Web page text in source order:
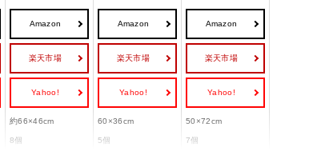
Amazon
楽天市場
Yahoo!
Amazon
楽天市場
Yahoo!
Amazon
楽天市場
Yahoo!
約66×46cm 60×36cm 50×72cm
8個 5個 7個